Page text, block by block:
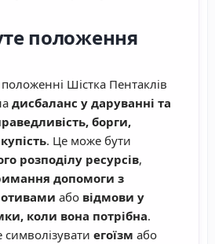
положення
Шістка Пентаклів
дисбаланс у даруванні та
борги,
. Це може бути
розподілу ресурсів,
допомоги з
або відмови у
коли вона потрібна.
егоїзм або